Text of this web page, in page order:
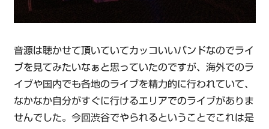
音源は聴かせて頂いていてカッコいいバンドなのでライ
ブを見てみたいなぁと思っていたのですが、海外でのラ
イブや国内でも各地のライブを精力的に行われていて、
なかなか自分がすぐに行けるエリアでのライブがありま
せんでした。今回渋谷でやられるということでこれは是